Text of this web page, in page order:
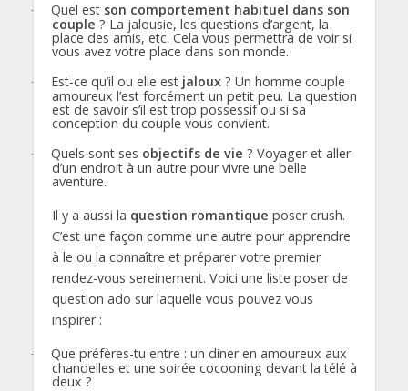
· Quel est son comportement habituel dans son
couple ? La jalousie, les questions d’argent, la
place des amis, etc. Cela vous permettra de voir si
vous avez votre place dans son monde.
· Est-ce qu’il ou elle est jaloux? Un homme couple
amoureux l’est forcément un petit peu. La question
est de savoir s’il est trop possessif ou si sa
conception du couple vous convient.
· Quels sont ses objectifs de vie ? Voyager et aller
d’un endroit à un autre pour vivre une belle
aventure.
Il y a aussi la question romantique poser crush.
C’est une façon comme une autre pour apprendre
à le ou la connaître et préparer votre premier
rendez-vous sereinement. Voici une liste poser de
question ado sur laquelle vous pouvez vous
inspirer :
·
Que préfères-tu entre : un diner en amoureux aux
chandelles et une soirée cocooning devant la télé à
deux ?